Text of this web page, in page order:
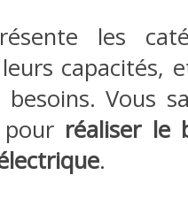
les
capacités,
Vous
réaliser le
.